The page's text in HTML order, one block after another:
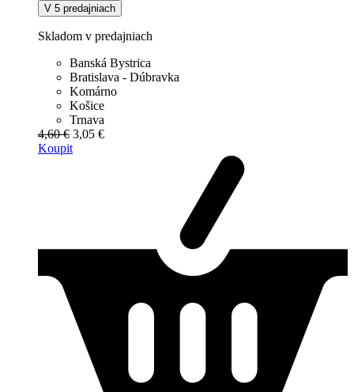
V 5 predajniach
Skladom v predajniach
Banská Bystrica
Bratislava - Dúbravka
Komárno
Košice
Trnava
4,60 € 3,05 €
Koupit